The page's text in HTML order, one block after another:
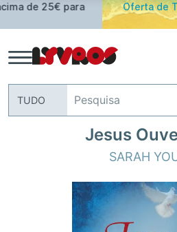
Oferta de Toalha de Praia em
TUDO
Jesus
SARAH